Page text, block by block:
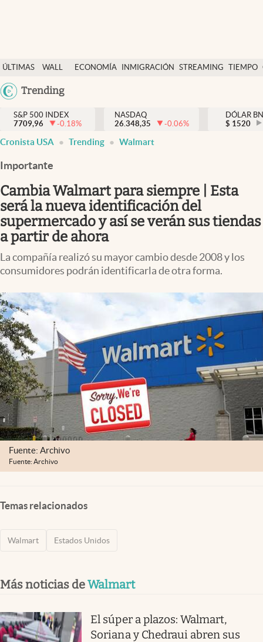
ÚLTIMAS
NOTICIAS
WALL
DÓLAR
ECONOMÍA INMIGRACIÓN STREAMING TIEMPO
México
Trending
Finanzas y economía
Wall Street y dólar
Inmigración
Espiritual
Streaming
PC y mobile
Lifestyle
USA
S&P 500 INDEX
7709,96
-0.18%
NASDAQ
26.348,35
-0.06%
DÓLAR
$ 1520
Cronista USA Trending Walmart
Importante
Cambia Walmart para siempre | Esta
será la nueva identificación del
supermercado y así se verán sus tiendas
a partir de ahora
La compañía realizó su mayor cambio desde 2008 y los
consumidores podrán identificarla de otra forma.
Fuente: Archivo
Fuente: Archivo
Temas relacionados
Walmart Estados Unidos
Más noticias deWalmart
El súper a plazos: Walmart,
Soriana y Chedraui abren sus